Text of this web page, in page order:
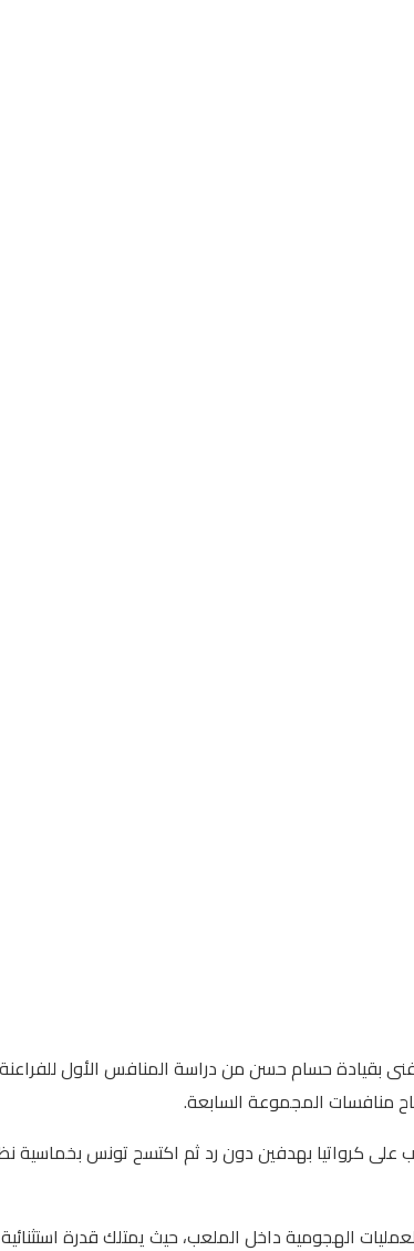
منافسات المجموعة السابعة.
على كرواتيا بهدفين دون رد ثم اكتسح تونس بخماسية
الهجومية داخل الملعب، حيث يمتلك قدرة